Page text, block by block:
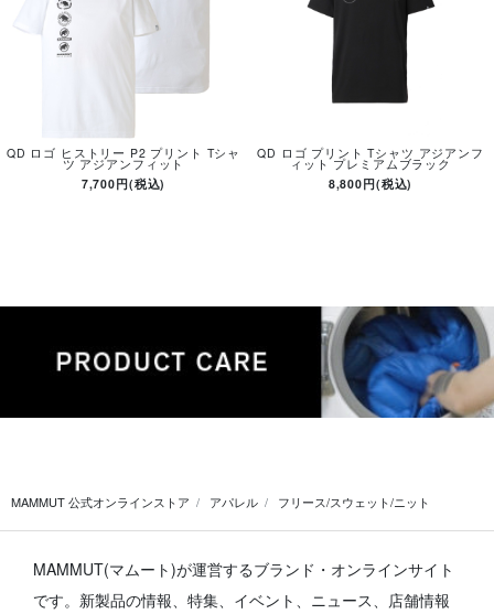
QD ロゴ ヒストリー P2 プリント Tシャ
ツ アジアンフィット
7,700円(税込)
QD ロゴ プリント Tシャツ アジアンフ
ィット プレミアムブラック
8,800円(税込)
MAMMUT 公式オンラインストア アパレル フリース/スウェット/ニット
MAMMUT(マムート)が運営するブランド・オンラインサイト
です。 新製品の情報、特集、イベント、ニュース、店舗情報